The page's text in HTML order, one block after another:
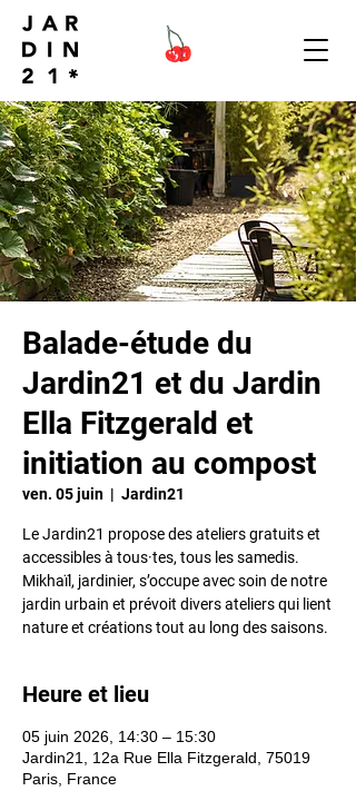
Balade-étude du
Jardin21 et du Jardin
Ella Fitzgerald et
initiation au compost
ven. 05 juin
  |
Jardin21
Le Jardin21 propose des ateliers gratuits et
accessibles à tous·tes, tous les samedis.
Mikhaïl, jardinier, s’occupe avec soin de notre
jardin urbain et prévoit divers ateliers qui lient
nature et créations tout au long des saisons.
Heure et lieu
05 juin 2026, 14:30 – 15:30
Jardin21, 12a Rue Ella Fitzgerald, 75019
Paris, France